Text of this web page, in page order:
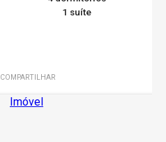
1 suíte
COMPARTILHAR